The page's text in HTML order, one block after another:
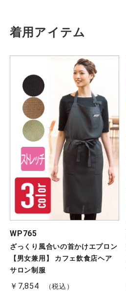
着用アイテム
WP765
ざっくり風合いの首かけエプロン
【男女兼用】 カフェ飲食店ヘア
サロン制服
￥7,854 （税込）